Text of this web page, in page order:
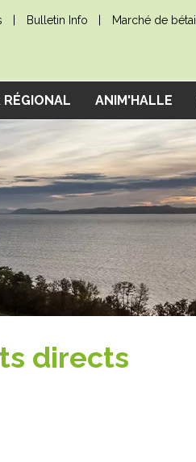
Bulletin Info Marché de bétail
ANIM'HALLE
directs